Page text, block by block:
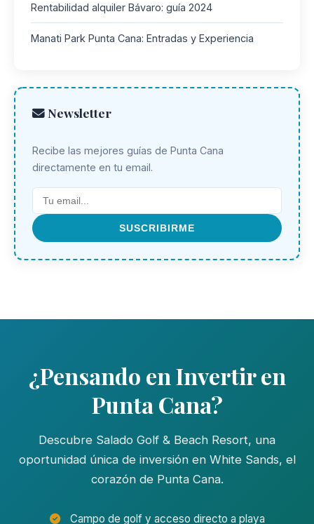
Rentabilidad alquiler Bávaro: guía 2024
Manati Park Punta Cana: Entradas y Experiencia
Newsletter
Recibe las mejores guías de Punta Cana
directamente en tu email.
SUSCRIBIRME
¿Pensando en Invertir en
Punta Cana?
Descubre Salado Golf & Beach Resort, una
oportunidad única de inversión en White Sands, el
corazón de Punta Cana.
Campo de golf y acceso directo a playa